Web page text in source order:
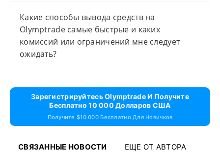
Какие способы вывода средств на
Olymptrade самые быстрые и каких
комиссий или ограничений мне следует
ожидать?
Зарегистрируйтесь Olymptrade И Получите
Бесплатно 10 000 Долларов США
Получите $10 000 Бесплатно Для Новичков
СВЯЗАННЫЕ НОВОСТИ ЕЩЕ ОТ АВТОРА